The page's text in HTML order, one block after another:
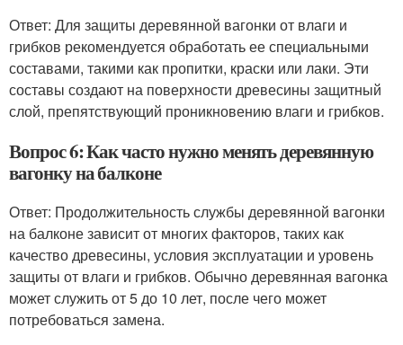
Ответ: Для защиты деревянной вагонки от влаги и
грибков рекомендуется обработать ее специальными
составами, такими как пропитки, краски или лаки. Эти
составы создают на поверхности древесины защитный
слой, препятствующий проникновению влаги и грибков.
Вопрос 6: Как часто нужно менять деревянную
вагонку на балконе
Ответ: Продолжительность службы деревянной вагонки
на балконе зависит от многих факторов, таких как
качество древесины, условия эксплуатации и уровень
защиты от влаги и грибков. Обычно деревянная вагонка
может служить от 5 до 10 лет, после чего может
потребоваться замена.